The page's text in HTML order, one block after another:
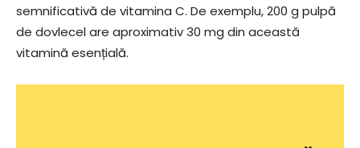
semnificativă de vitamina C. De exemplu, 200 g pulpă
de dovlecel are aproximativ 30 mg din această
vitamină esențială.